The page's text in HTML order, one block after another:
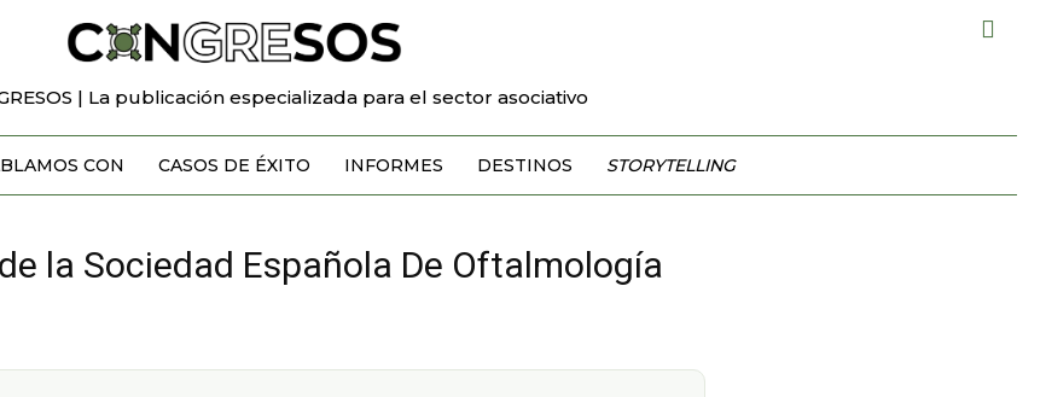
| La publicación especializada para el sector asociativo
CON CASOS DE ÉXITO INFORMES DESTINOS STORYTELLING
la Sociedad Española De Oftalmología